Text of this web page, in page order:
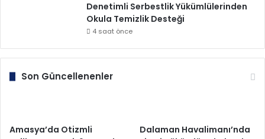
Denetimli Serbestlik Yükümlülerinden
Okula Temizlik Desteği
4 saat önce
Son Güncellenenler
Amasya’da Otizmli
Dalaman Havalimanı’nda